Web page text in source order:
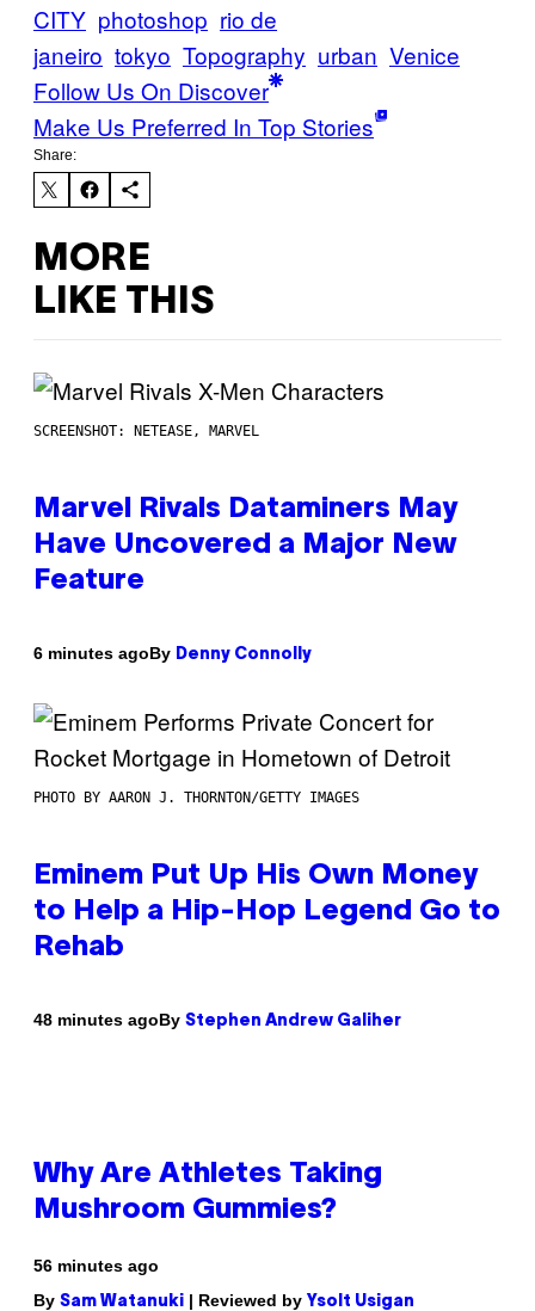
CITY photoshop rio de
janeiro tokyo Topography urban Venice
Follow Us On Discover
Make Us Preferred In Top Stories
Share:
MORE
LIKE THIS
SCREENSHOT: NETEASE, MARVEL
Marvel Rivals Dataminers May
Have Uncovered a Major New
Feature
6 minutes agoBy Denny Connolly
PHOTO BY AARON J. THORNTON/GETTY IMAGES
Eminem Put Up His Own Money
to Help a Hip-Hop Legend Go to
Rehab
48 minutes agoBy Stephen Andrew Galiher
Why Are Athletes Taking
Mushroom Gummies?
56 minutes ago
By Sam Watanuki | Reviewed by Ysolt Usigan